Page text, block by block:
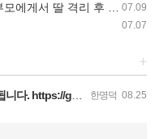
07.09
격리 후 입양 절차 밟아
07.07
+
한명덕 08.25
009a4120 도네이션 …